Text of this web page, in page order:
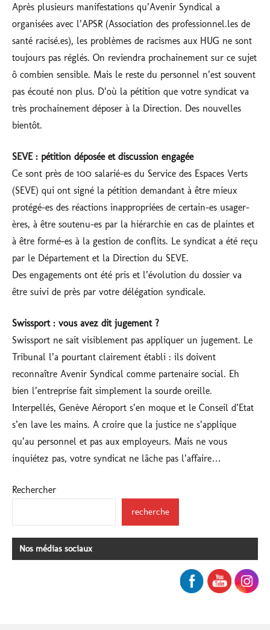
Après plusieurs manifestations qu’Avenir Syndical a
organisées avec l’APSR (Association des professionnel.les de
santé racisé.es), les problèmes de racismes aux HUG ne sont
toujours pas réglés. On reviendra prochainement sur ce sujet
ô combien sensible. Mais le reste du personnel n’est souvent
pas écouté non plus. D’où la pétition que votre syndicat va
très prochainement déposer à la Direction. Des nouvelles
bientôt.
SEVE : pétition déposée et discussion engagée
Ce sont près de 100 salarié-es du Service des Espaces Verts
(SEVE) qui ont signé la pétition demandant à être mieux
protégé-es des réactions inappropriées de certain-es usager-
ères, à être soutenu-es par la hiérarchie en cas de plaintes et
à être formé-es à la gestion de conflits. Le syndicat a été reçu
par le Département et la Direction du SEVE.
Des engagements ont été pris et l’évolution du dossier va
être suivi de près par votre délégation syndicale.
Swissport : vous avez dit jugement ?
Swissport ne sait visiblement pas appliquer un jugement. Le
Tribunal l’a pourtant clairement établi : ils doivent
reconnaître Avenir Syndical comme partenaire social. Eh
bien l’entreprise fait simplement la sourde oreille.
Interpellés, Genève Aéroport s’en moque et le Conseil d’Etat
s’en lave les mains. A croire que la justice ne s’applique
qu’au personnel et pas aux employeurs. Mais ne vous
inquiétez pas, votre syndicat ne lâche pas l’affaire…
Rechercher
recherche
Nos médias sociaux